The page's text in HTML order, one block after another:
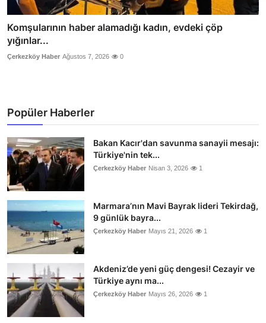
Komşularının haber alamadığı kadın, evdeki çöp
yığınlar...
Çerkezköy Haber Ağustos 7, 2026 0
Popüler Haberler
Bakan Kacır'dan savunma sanayii mesajı:
Türkiye'nin tek...
Çerkezköy Haber Nisan 3, 2026 1
Marmara’nın Mavi Bayrak lideri Tekirdağ,
9 günlük bayra...
Çerkezköy Haber Mayıs 21, 2026 1
Akdeniz’de yeni güç dengesi! Cezayir ve
Türkiye aynı ma...
Çerkezköy Haber Mayıs 26, 2026 1